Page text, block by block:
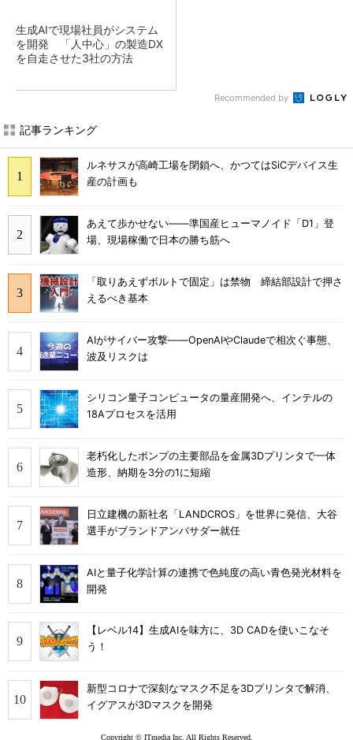
生成AIで現場社員がシステム
を開発 「人中心」の製造DX
を自走させた3社の方法
Recommended by
記事ランキング
ルネサスが高崎工場を閉鎖へ、かつてはSiCデバイス生
産の計画も
あえて歩かせない――準国産ヒューマノイド「D1」登
場、現場稼働で日本の勝ち筋へ
「取りあえずボルトで固定」は禁物 締結部設計で押さ
えるべき基本
AIがサイバー攻撃――OpenAIやClaudeで相次ぐ事態、
波及リスクは
シリコン量子コンピュータの量産開発へ、インテルの
18Aプロセスを活用
老朽化したポンプの主要部品を金属3Dプリンタで一体
造形、納期を3分の1に短縮
日立建機の新社名「LANDCROS」を世界に発信、大谷
選手がブランドアンバサダー就任
AIと量子化学計算の連携で色純度の高い青色発光材料を
開発
【レベル14】生成AIを味方に、3D CADを使いこなそ
う！
新型コロナで深刻なマスク不足を3Dプリンタで解消、
イグアスが3Dマスクを開発
Copyright © ITmedia Inc. All Rights Reserved.